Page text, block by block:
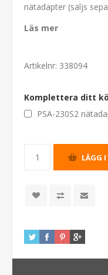
nätadapter (säljs
Läs mer
Artikelnr: 338094
Komplettera ditt
PSA-230S2